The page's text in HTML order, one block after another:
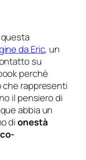
da Eric, un
su
perchè
che rappresenti
il pensiero di
abbia un
dionestà